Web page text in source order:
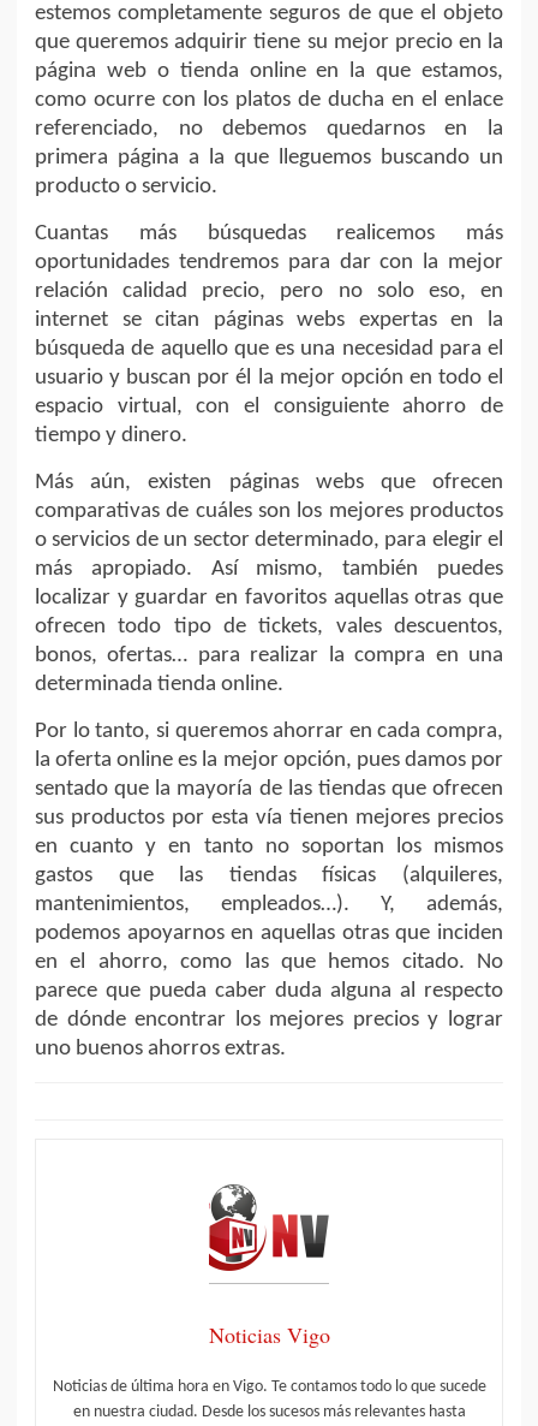
estemos completamente seguros de que el objeto
que queremos adquirir tiene su mejor precio en la
página web o tienda online en la que estamos,
como ocurre con los platos de ducha en el enlace
referenciado, no debemos quedarnos en la
primera página a la que lleguemos buscando un
producto o servicio.
Cuantas más búsquedas realicemos más
oportunidades tendremos para dar con la mejor
relación calidad precio, pero no solo eso, en
internet se citan páginas webs expertas en la
búsqueda de aquello que es una necesidad para el
usuario y buscan por él la mejor opción en todo el
espacio virtual, con el consiguiente ahorro de
tiempo y dinero.
Más aún, existen páginas webs que ofrecen
comparativas de cuáles son los mejores productos
o servicios de un sector determinado, para elegir el
más apropiado. Así mismo, también puedes
localizar y guardar en favoritos aquellas otras que
ofrecen todo tipo de tickets, vales descuentos,
bonos, ofertas… para realizar la compra en una
determinada tienda online.
Por lo tanto, si queremos ahorrar en cada compra,
la oferta online es la mejor opción, pues damos por
sentado que la mayoría de las tiendas que ofrecen
sus productos por esta vía tienen mejores precios
en cuanto y en tanto no soportan los mismos
gastos que las tiendas físicas (alquileres,
mantenimientos, empleados…). Y, además,
podemos apoyarnos en aquellas otras que inciden
en el ahorro, como las que hemos citado. No
parece que pueda caber duda alguna al respecto
de dónde encontrar los mejores precios y lograr
uno buenos ahorros extras.
Noticias Vigo
Noticias de última hora en Vigo. Te contamos todo lo que sucede
en nuestra ciudad. Desde los sucesos más relevantes hasta